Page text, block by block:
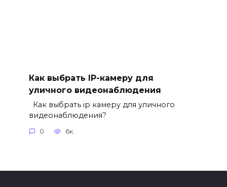
Как выбрать IP-камеру для
уличного видеонаблюдения
Как выбрать ip камеру для уличного
видеонаблюдения?
0 6к.